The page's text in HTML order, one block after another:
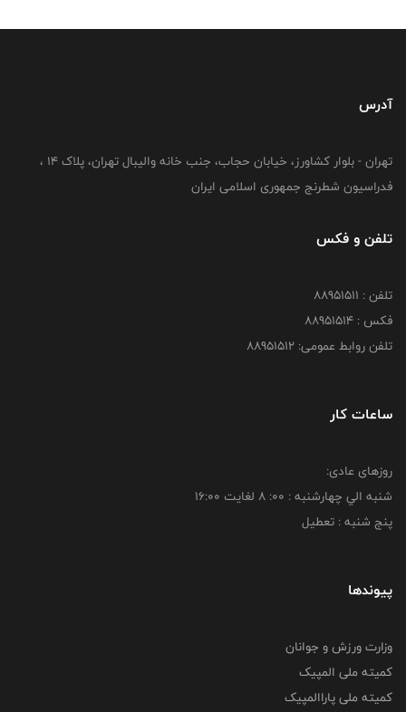
آدرس
تهران - بلوار کشاورز، خیابان حجاب، جنب خانه والیبال تهران، پلاک 14 ،
فدراسیون شطرنج جمهوری اسلامی ایران
تلفن و فکس
تلفن : 88951511
فکس : 88951514
تلفن روابط عمومی: 88951512
ساعات کار
روزهای عادی:
شنبه الي چهارشنبه : 00: 8 لغايت 16:00
پنج شنبه : تعطیل
پیوندها
وزارت ورزش و جوانان
کمیته ملی المپیک
کمیته ملی پاراالمپیک